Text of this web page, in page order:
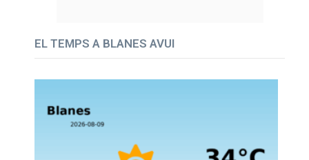
EL TEMPS A BLANES AVUI